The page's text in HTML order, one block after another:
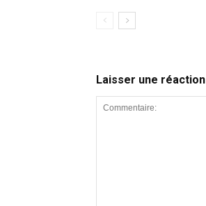
Laisser une réaction